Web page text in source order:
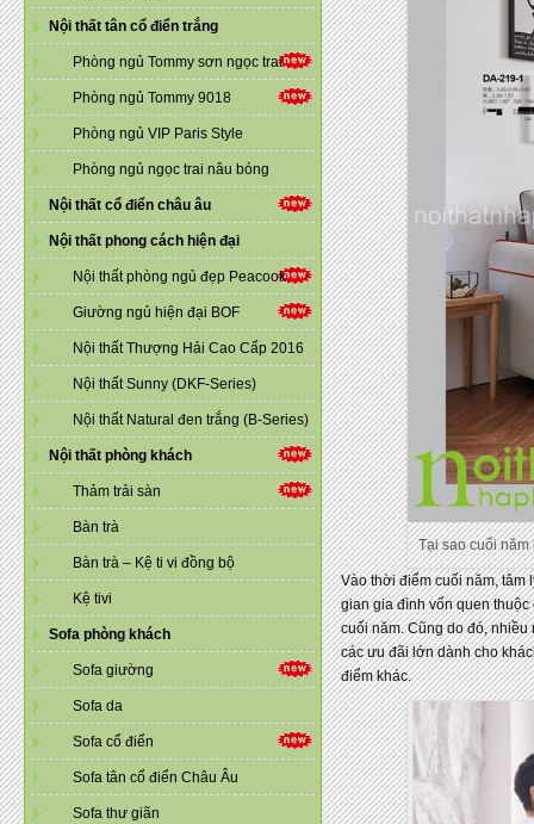
Nội thất tân cổ điển trắng
Phòng ngủ Tommy sơn ngọc trai
Phòng ngủ Tommy 9018
Phòng ngủ VIP Paris Style
Phòng ngủ ngọc trai nâu bóng
Nội thất cổ điển châu âu
Nội thất phong cách hiện đại
Nội thất phòng ngủ đẹp Peacook
Giường ngủ hiện đại BOF
Nội thất Thượng Hải Cao Cấp 2016
Nội thất Sunny (DKF-Series)
Nội thất Natural đen trắng (B-Series)
Nội thất phòng khách
Thảm trải sàn
Bàn trà
Bàn trà – Kệ ti vi đồng bộ
Kệ tivi
Sofa phòng khách
Sofa giường
Sofa da
Sofa cổ điển
Sofa tân cổ điển Châu Âu
Sofa thư giãn
Tại sao cuối
Vào thời điểm cuối năm, tâm
gian gia đình vốn quen
cuối năm. Cũng do đó,
các ưu đãi lớn dành cho
điểm khác.